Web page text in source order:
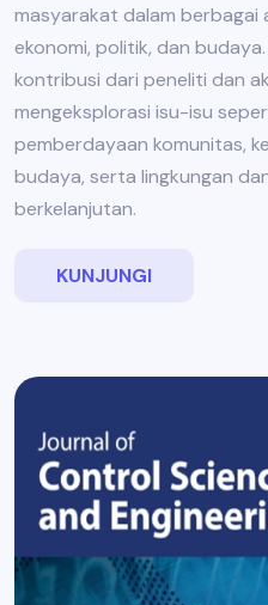
masyarakat dalam berbagai
ekonomi, politik, dan
kontribusi dari peneliti dan
mengeksplorasi isu-isu
pemberdayaan komunitas,
budaya, serta lingkungan
berkelanjutan.
KUNJUNGI